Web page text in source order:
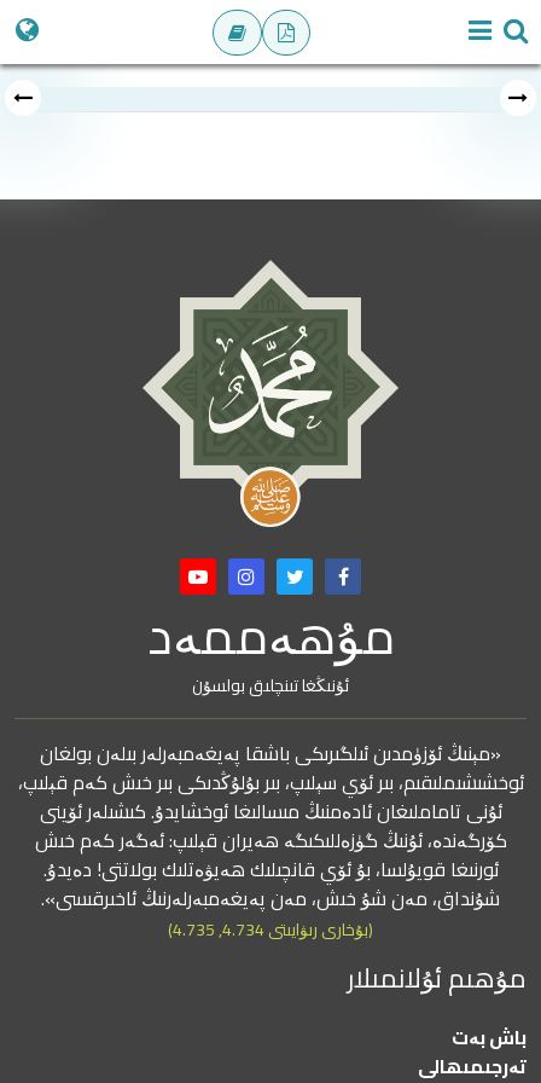
مۇھەممەد
ئۇنىڭغا تىنچلىق بولسۇن
«مېنىڭ ئۆزۈمدىن ئىلگىرىكى باشقا پەيغەمبەرلەر بىلەن بولغان
ئوخشىشىملىقىم، بىر ئۆي سېلىپ، بىر بۇلۇڭدىكى بىر خىش كەم قېلىپ،
ئۇنى تاماملىغان ئادەمنىڭ مىسالىغا ئوخشايدۇ. كىشىلەر ئۆينى
كۆرگەندە، ئۇنىڭ گۈزەللىكىگە ھەيران قېلىپ: ئەگەر كەم خىش
ئورنىغا قويۇلسا، بۇ ئۆي قانچىلىك ھەيۋەتلىك بولاتتى! دەيدۇ.
شۇنداق، مەن شۇ خىش، مەن پەيغەمبەرلەرنىڭ ئاخىرقىسى».
(بۇخارى رىۋايىتى 4.734, 4.735)
مۇھىم ئۇلانمىلار
باش بەت
تەرجىمىھالى